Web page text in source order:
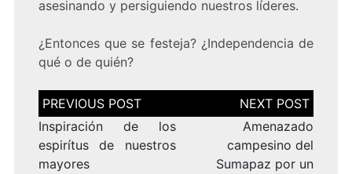
asesinando y persiguiendo nuestros líderes.
¿Entonces que se festeja? ¿Independencia de
qué o de quién?
Navegación
de
entradas
Inspiración de los
espirítus de nuestros
mayores
Amenazado
campesino del
Sumapaz por un